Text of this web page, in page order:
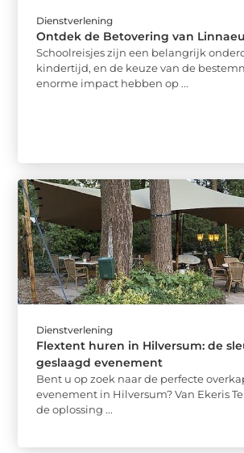
Dienstverlening
Ontdek de Betovering van
Schoolreisjes zijn een belangrijk
kindertijd, en de keuze van de
enorme impact hebben op ...
Dienstverlening
Flextent huren in Hilversum: de
geslaagd evenement
Bent u op zoek naar de perfecte
evenement in Hilversum? Van Ekeris
de oplossing ...